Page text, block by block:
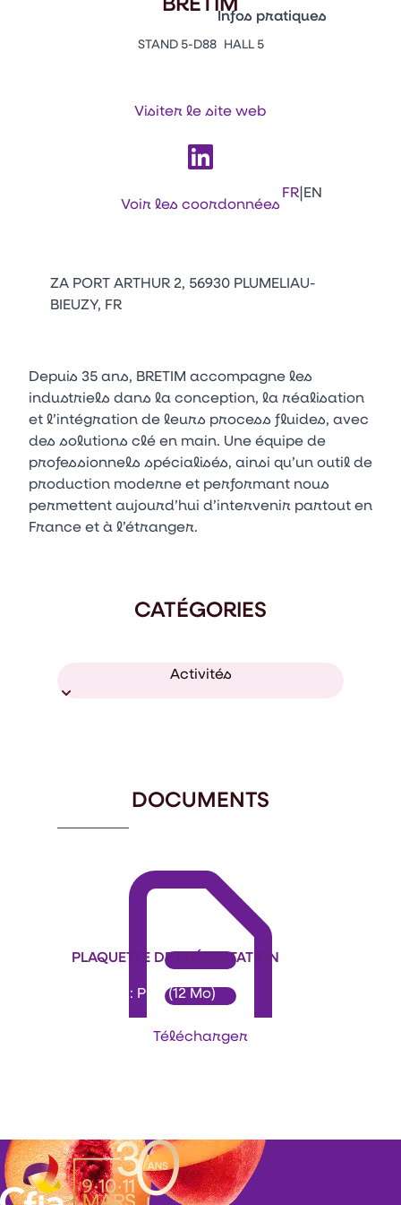
Vitrine Innovations
Emballages
Infos pratiques
Contacts
Appuyez sur Entrée pour
FR|EN
STAND 5-D88 HALL 5
Visiter le site web
Voir les coordonnées
ZA PORT ARTHUR 2, 56930 PLUMELIAU-
BIEUZY, FR
Depuis 35 ans, BRETIM accompagne les
industriels dans la conception, la réalisation
et l’intégration de leurs process fluides, avec
des solutions clé en main. Une équipe de
professionnels spécialisés, ainsi qu’un outil de
production moderne et performant nous
permettent aujourd’hui d’intervenir partout en
France et à l’étranger.
CATÉGORIES
Activités
DOCUMENTS
PLAQUETTE DE PRÉSENTATION
Format : PDF (12 Mo)
Télécharger